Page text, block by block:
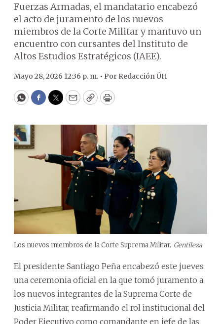
Fuerzas Armadas, el mandatario encabezó
el acto de juramento de los nuevos
miembros de la Corte Militar y mantuvo un
encuentro con cursantes del Instituto de
Altos Estudios Estratégicos (IAEE).
Mayo 28, 2026 12:36 p. m. • Por Redacción ÚH
WhatsApp
Facebook
Twitter
EmailCopyPrint
Los nuevos miembros de la Corte Suprema Militar. Gentileza
El presidente Santiago Peña encabezó este jueves
una ceremonia oficial en la que tomó juramento a
los nuevos integrantes de la Suprema Corte de
Justicia Militar, reafirmando el rol institucional del
Poder Ejecutivo como comandante en jefe de las